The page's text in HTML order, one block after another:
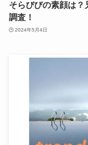
そらびびの素顔は？
調査！
2024年5月4日